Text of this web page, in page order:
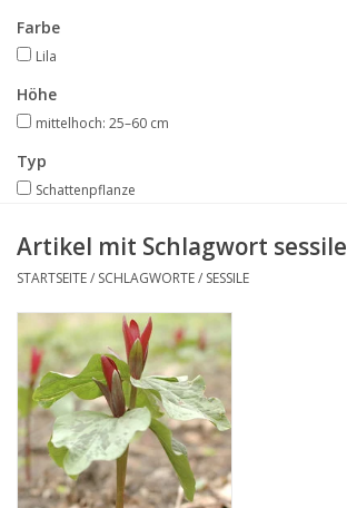
Unser Garten!
Neuigkeiten
Farbe
Lila
Höhe
mittelhoch: 25–60 cm
Typ
Schattenpflanze
Artikel mit Schlagwort sessile
STARTSEITE/ SCHLAGWORTE/ SESSILE